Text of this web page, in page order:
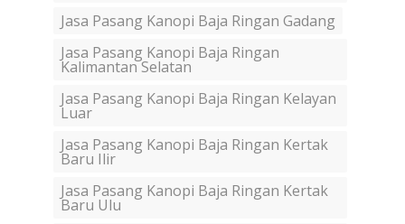
Jasa Pasang Kanopi Baja Ringan Gadang
Jasa Pasang Kanopi Baja Ringan
Kalimantan Selatan
Jasa Pasang Kanopi Baja Ringan Kelayan
Luar
Jasa Pasang Kanopi Baja Ringan Kertak
Baru Ilir
Jasa Pasang Kanopi Baja Ringan Kertak
Baru Ulu